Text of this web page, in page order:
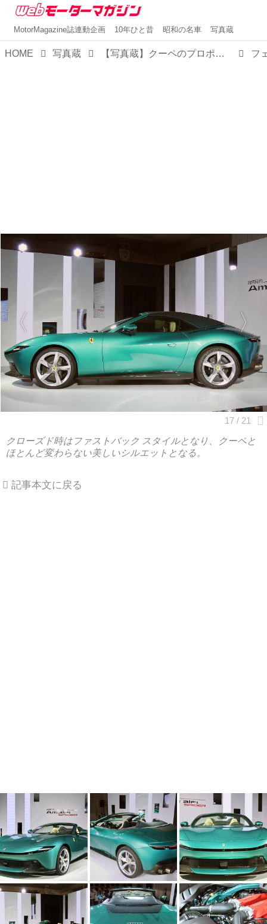
MotorMagazine誌連動企画 10年ひと昔 昭和の名車 写真蔵
HOME 写真蔵 【写真蔵】クーペのプロポーションをそのままにオープン化した、フェラーリ「アマルフィ スパイダー」
クローズド時はファストバック スタイルとなり、クーペと
ほとんど変わらない美しいシルエットとなる。
記事本文に戻る